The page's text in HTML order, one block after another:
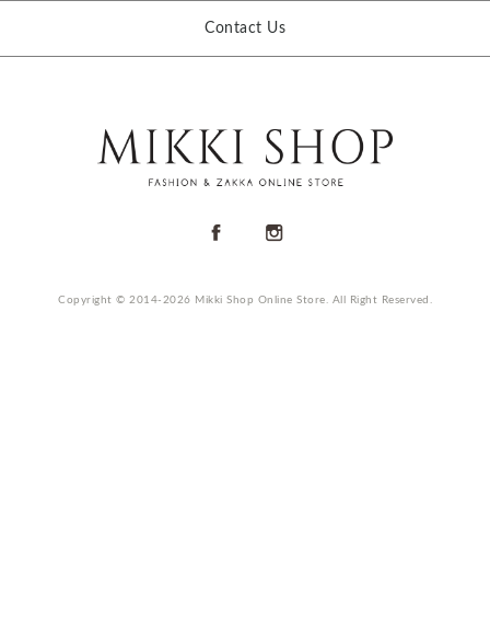
Contact Us
Copyright © 2014-2026 Mikki Shop Online Store. All Right Reserved.